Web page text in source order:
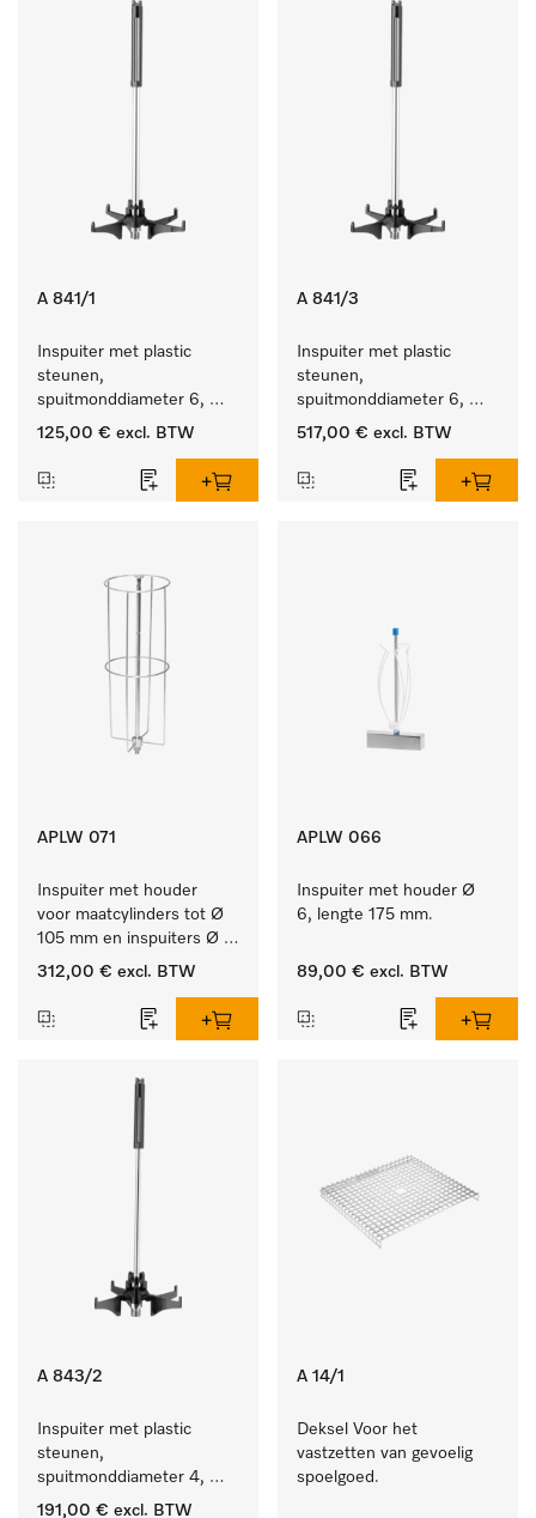
A 841/1
Inspuiter met plastic
steunen,
spuitmonddiameter 6,
lengte 210 mm, 5 stuks
125,00 € excl. BTW
A 841/3
Inspuiter met plastic
steunen,
spuitmonddiameter 6,
lengte 210 mm, 20 stuks
517,00 € excl. BTW
APLW 071
Inspuiter met houder
voor maatcylinders tot Ø
105 mm en inspuiters Ø
8, lengte 320 mm.
312,00 € excl. BTW
APLW 066
Inspuiter met houder Ø
6, lengte 175 mm.
89,00 € excl. BTW
A 843/2
Inspuiter met plastic
steunen,
spuitmonddiameter 4,
lengte 185 mm, 10 stuks
191,00 € excl. BTW
A 14/1
Deksel Voor het
vastzetten van gevoelig
spoelgoed.